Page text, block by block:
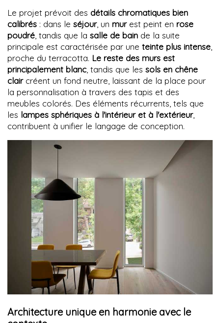
Le projet prévoit des détails chromatiques bien
calibrés : dans le séjour, un murest peint en rose
poudré , tandis que la salle de bain de la suite
principale est caractérisée par une teinte plus intense
proche du terracotta. Le reste des murs est
principalement blanc , tandis que les sols en chêne
claircréent un fond neutre, laissant de la place pour
la personnalisation à travers des tapis et des
meubles colorés. Des éléments récurrents, tels que
les lampes sphériques à l'intérieur et à l'extérieur,
contribuent à unifier le langage de conception.
Architecture unique en harmonie avec le